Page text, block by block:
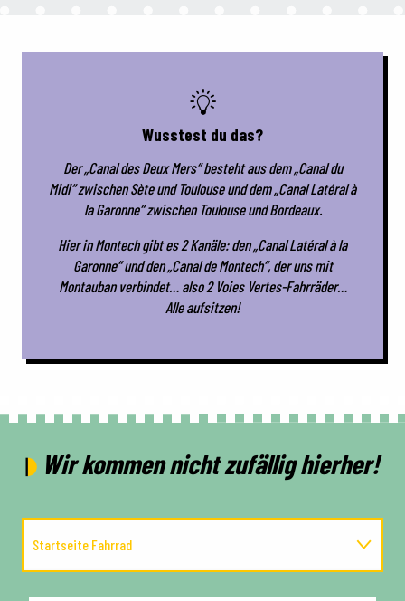
Wusstest du das?
Der „Canal des Deux Mers“ besteht aus dem „Canal du
Midi“ zwischen Sète und Toulouse und dem „Canal Latéral à
la Garonne“ zwischen Toulouse und Bordeaux.
Hier in Montech gibt es 2 Kanäle: den „Canal Latéral à la
Garonne“ und den „Canal de Montech“, der uns mit
Montauban verbindet… also 2 Voies Vertes-Fahrräder…
Alle aufsitzen!
Wir kommen nicht zufällig hierher!
Startseite Fahrrad
Unterkünfte "Accueil Vélo" (Empfang des Fahrrads)